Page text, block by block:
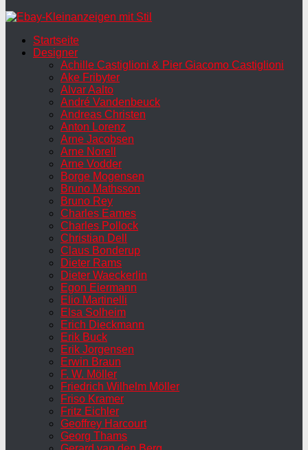
Startseite
Designer
Achille Castiglioni & Pier Giacomo Castiglioni
Ake Fribyter
Alvar Aalto
André Vandenbeuck
Andreas Christen
Anton Lorenz
Arne Jacobsen
Arne Norell
Arne Vodder
Borge Mogensen
Bruno Mathsson
Bruno Rey
Charles Eames
Charles Pollock
Christian Dell
Claus Bonderup
Dieter Rams
Dieter Waeckerlin
Egon Eiermann
Elio Martinelli
Elsa Solheim
Erich Dieckmann
Erik Buck
Erik Jorgensen
Erwin Braun
F. W. Möller
Friedrich Wilhelm Möller
Friso Kramer
Fritz Eichler
Geoffrey Harcourt
Georg Thams